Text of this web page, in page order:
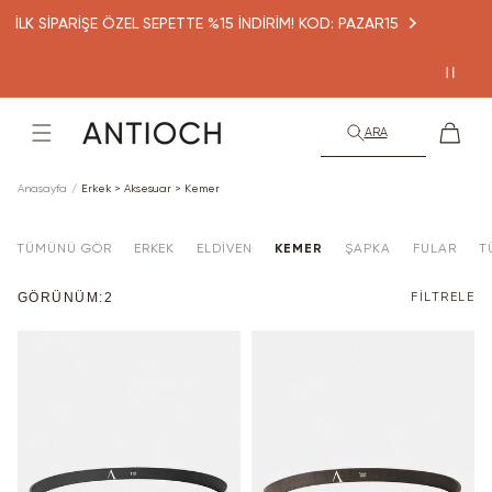
İçeriğe
atla
İLK SİPARİŞE ÖZEL SEPETTE %15 İNDİRİM! KOD: PAZAR15
ARA Sepet
Anasayfa Erkek > Aksesuar > Kemer
TÜMÜNÜ GÖR ERKEK ELDIVEN KEMER ŞAPKA FULAR
GÖRÜNÜM:2 FİLTRELE